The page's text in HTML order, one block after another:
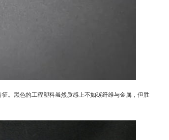
。黑色的工程塑料虽然质感上不如碳纤维与金属，但胜